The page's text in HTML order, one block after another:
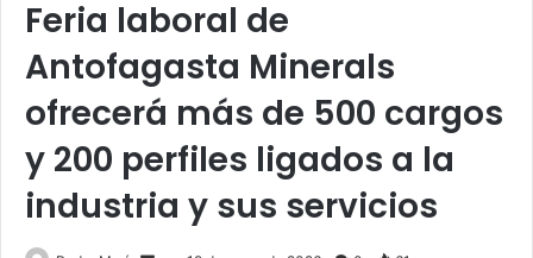
Feria laboral de
Antofagasta Minerals
ofrecerá más de 500 cargos
y 200 perfiles ligados a la
industria y sus servicios